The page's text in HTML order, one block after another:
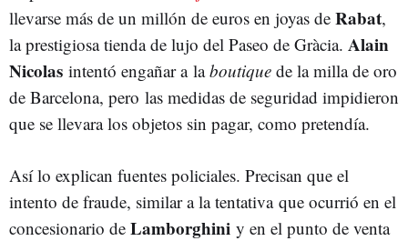
llevarse más de un millón de euros en joyas de Rabat,
la prestigiosa tienda de lujo del Paseo de Gràcia. Alain
Nicolas intentó engañar a laboutique de la milla de oro
de Barcelona, pero las medidas de seguridad impidieron
que se llevara los objetos sin pagar, como pretendía.
Así lo explican fuentes policiales. Precisan que el
intento de fraude, similar a la tentativa que ocurrió en el
concesionario de Lamborghini y en el punto de venta